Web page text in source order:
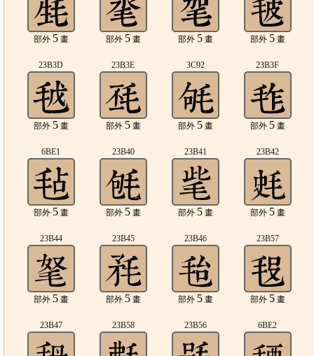
部外 5畫 部外 5畫 部外 5畫 部外 5畫
23B3D
部外 5畫
23B3E
部外 5畫
3C92
部外 5畫
23B3F
部外 5畫
6BE1
部外 5畫
23B40
部外 5畫
23B41
部外 5畫
23B42
部外 5畫
23B44
部外 5畫
23B45
部外 5畫
23B46
部外 5畫
23B57
部外 5畫
23B47 23B58 23B56 6BE2